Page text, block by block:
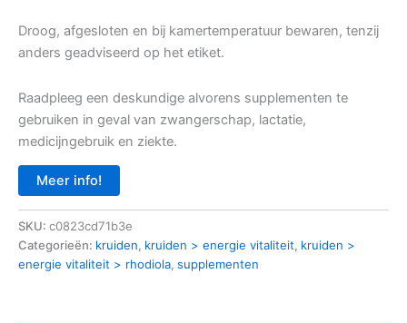
Droog, afgesloten en bij kamertemperatuur bewaren, tenzij
anders geadviseerd op het etiket.
Raadpleeg een deskundige alvorens supplementen te
gebruiken in geval van zwangerschap, lactatie,
medicijngebruik en ziekte.
Meer info!
SKU: c0823cd71b3e
Categorieën: kruiden, kruiden > energie vitaliteit, kruiden >
energie vitaliteit > rhodiola, supplementen